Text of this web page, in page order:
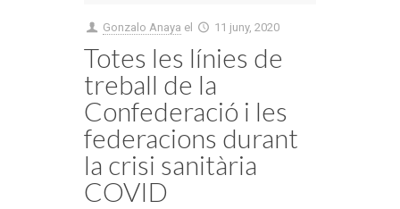
Gonzalo Anaya el 11 juny, 2020
Totes les línies de
treball de la
Confederació i les
federacions durant
la crisi sanitària
COVID